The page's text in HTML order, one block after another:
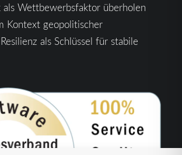
als Wettbewerbsfaktor überholen
Kontext geopolitischer
als Schlüssel für stabile